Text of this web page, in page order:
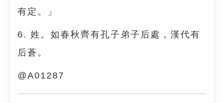
有定。」
6. 姓。如春秋齊有孔子弟子后處，漢代有
后蒼。
@A01287